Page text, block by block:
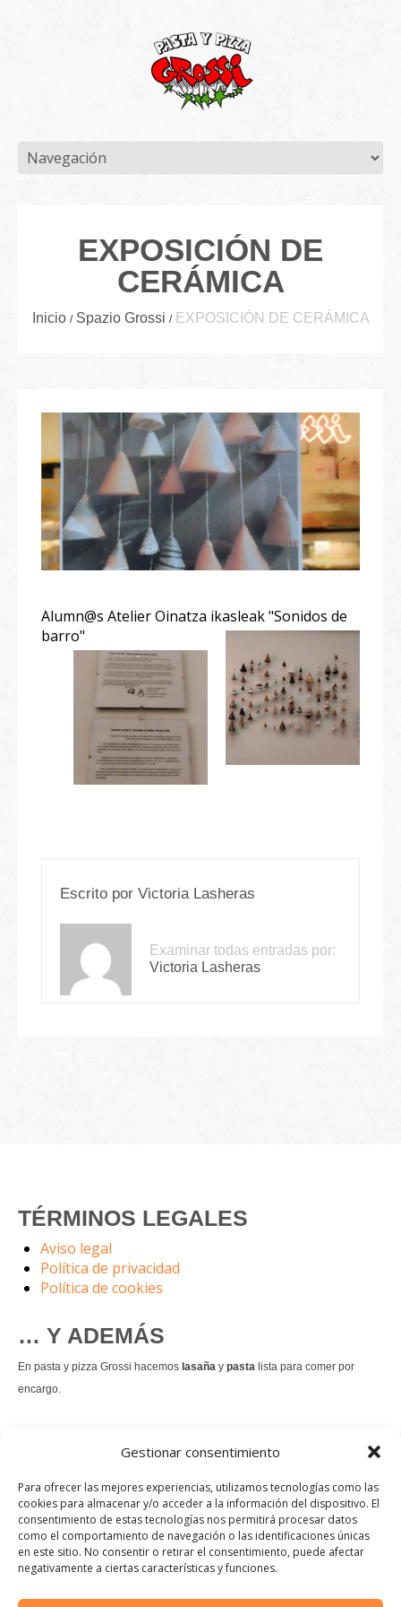
Gestionar consentimiento
Para ofrecer las mejores experiencias, utilizamos tecnologías como las
cookies para almacenar y/o acceder a la información del dispositivo. El
consentimiento de estas tecnologías nos permitirá procesar datos
como el comportamiento de navegación o las identificaciones únicas
en este sitio. No consentir o retirar el consentimiento, puede afectar
negativamente a ciertas características y funciones.
EXPOSICIÓN DE
CERÁMICA
Inicio Spazio Grossi EXPOSICIÓN DE CERÁMICA
Alumn@s Atelier Oinatza ikasleak "Sonidos de
barro"
Escrito por Victoria Lasheras
Examinar todas entradas por:
Victoria Lasheras
TÉRMINOS LEGALES
Aviso legal
Política de privacidad
Política de cookies
… Y ADEMÁS
En pasta y pizza Grossi hacemos lasaña y pasta lista para comer por
encargo.
es un permanente.
Pedir comida Just eat
Instagram
Facebook
TikTok
Dirección: